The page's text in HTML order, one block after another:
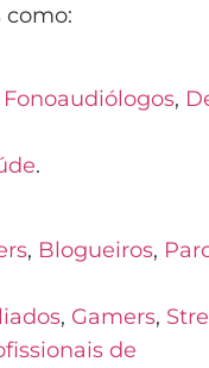
como:
Fonoaudiólogos,
.
, Blogueiros,
, Gamers,
de